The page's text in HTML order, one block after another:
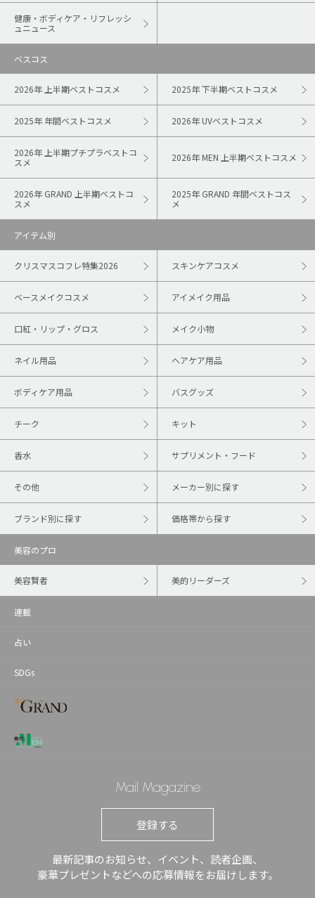
健康・ボディケア・リフレッシ
ュニュース
ベスコス
2026年 上半期ベストコスメ 2025年 下半期ベストコスメ
2025年 年間ベストコスメ 2026年 UVベストコスメ
2026年 上半期プチプラベストコ
スメ
2026年 MEN 上半期ベストコスメ
2026年 GRAND 上半期ベストコ
スメ
2025年 GRAND 年間ベストコス
メ
アイテム別
クリスマスコフレ特集2026 スキンケアコスメ
ベースメイクコスメ アイメイク用品
口紅・リップ・グロス メイク小物
ネイル用品 ヘアケア用品
ボディケア用品 バスグッズ
チーク キット
香水 サプリメント・フード
その他 メーカー別に探す
ブランド別に探す 価格帯から探す
美容のプロ
美容賢者 美的リーダーズ
連載
占い
SDGs
Mail Magazine
登録する
最新記事のお知らせ、イベント、読者企画、
豪華プレゼントなどへの応募情報をお届けします。